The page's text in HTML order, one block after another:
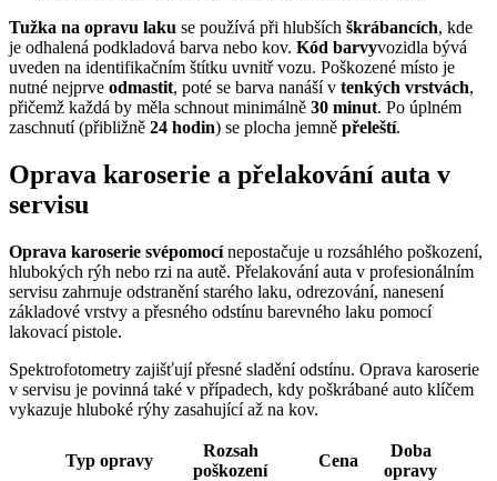
Tužka na opravu laku se používá při hlubších škrábancích, kde
je odhalená podkladová barva nebo kov. Kód barvyvozidla bývá
uveden na identifikačním štítku uvnitř vozu. Poškozené místo je
nutné nejprve odmastit, poté se barva nanáší v tenkých vrstvách,
přičemž každá by měla schnout minimálně 30 minut. Po úplném
zaschnutí (přibližně 24 hodin) se plocha jemně přeleští.
Oprava karoserie a přelakování auta v
servisu
Oprava karoserie svépomocínepostačuje u rozsáhlého poškození,
hlubokých rýh nebo rzi na autě. Přelakování auta v profesionálním
servisu zahrnuje odstranění starého laku, odrezování, nanesení
základové vrstvy a přesného odstínu barevného laku pomocí
lakovací pistole.
Spektrofotometry zajišťují přesné sladění odstínu. Oprava karoserie
v servisu je povinná také v případech, kdy poškrábané auto klíčem
vykazuje hluboké rýhy zasahující až na kov.
Typ opravy
Rozsah
poškození
Cena
Doba
opravy